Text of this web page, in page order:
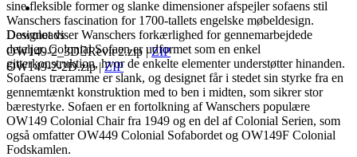
Downloads
OW149-2_3DRevit 2.zip|ZIP
OW149-2-2D.zip|ZIP
sine fleksible former og slanke dimensioner afspejler sofaens stil
Wanschers fascination for 1700-tallets engelske møbeldesign.
Designet viser Wanschers forkærlighed for gennemarbejdede
detaljer. Colonial Sofaen er udformet som en enkel
gitterkonstruktion, hvor de enkelte elementer understøtter hinanden.
Sofaens træramme er slank, og designet får i stedet sin styrke fra en
gennemtænkt konstruktion med to ben i midten, som sikrer stor
bærestyrke. Sofaen er en fortolkning af Wanschers populære
OW149 Colonial Chair fra 1949 og en del af Colonial Serien, som
også omfatter OW449 Colonial Sofabordet og OW149F Colonial
Fodskamlen.